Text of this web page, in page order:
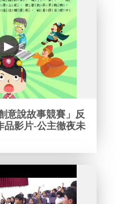
意說故事競賽」反
品影片-公主徹夜未